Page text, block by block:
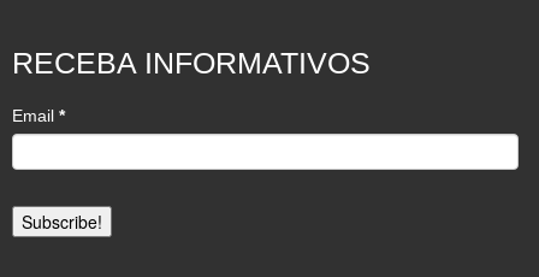
RECEBA INFORMATIVOS
Email *